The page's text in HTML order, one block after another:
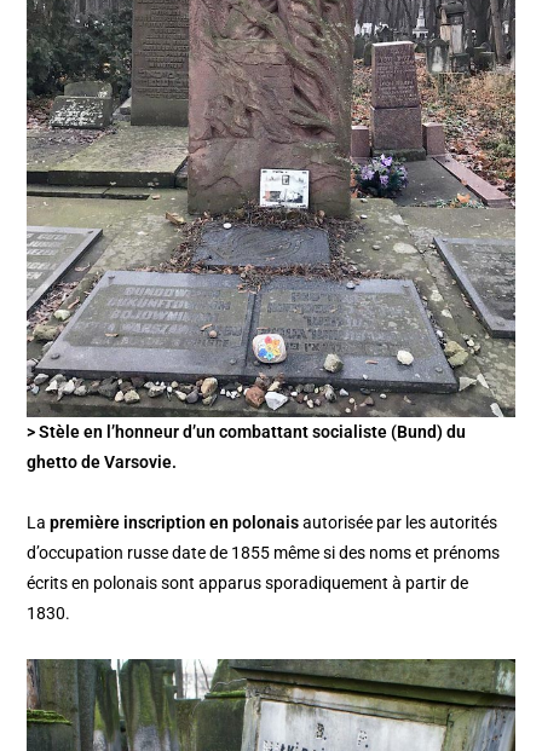
> Stèle en l’honneur d’un combattant socialiste (Bund) du
ghetto de Varsovie.
Lapremière inscription en polonaisautorisée par les autorités
d’occupation russe date de 1855 même si des noms et prénoms
écrits en polonais sont apparus sporadiquement à partir de
1830.